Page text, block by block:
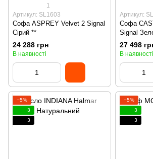
1
Артикул: SL1603
Софа ASPREY Velvet 2 Signal
Сірий **
24 288 грн
В наявності
Артикул:
Софа
Signal
27 498
В наявності
−5%
3
3
−5%
3
3